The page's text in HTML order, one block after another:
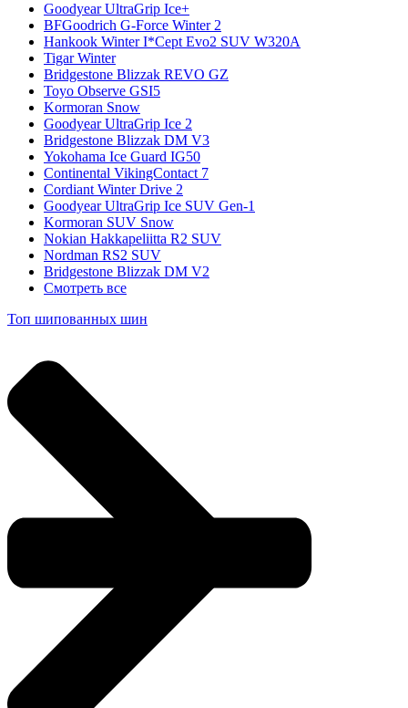
Goodyear UltraGrip Ice+
BFGoodrich G-Force Winter 2
Hankook Winter I*Cept Evo2 SUV W320A
Tigar Winter
Bridgestone Blizzak REVO GZ
Toyo Observe GSI5
Kormoran Snow
Goodyear UltraGrip Ice 2
Bridgestone Blizzak DM V3
Yokohama Ice Guard IG50
Continental VikingContact 7
Cordiant Winter Drive 2
Goodyear UltraGrip Ice SUV Gen-1
Kormoran SUV Snow
Nokian Hakkapeliitta R2 SUV
Nordman RS2 SUV
Bridgestone Blizzak DM V2
Смотреть все
Топ шипованных шин